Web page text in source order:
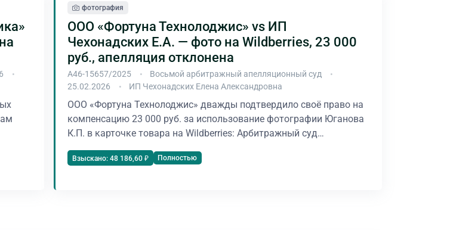
фотография
ООО «Фортуна Технолоджис» vs ИП
Чехонадских Е.А. — фото на Wildberries, 23 000
руб., апелляция отклонена
А46-15657/2025
Восьмой арбитражный апелляционный суд
25.02.2026
ИП Чехонадских Елена Александровна
ООО «Фортуна Технолоджис» дважды подтвердило своё право на
компенсацию 23 000 руб. за использование фотографии Юганова
К.П. в карточке товара на Wildberries: Арбитражный суд…
Взыскано: 48 186,60 ₽ Полностью